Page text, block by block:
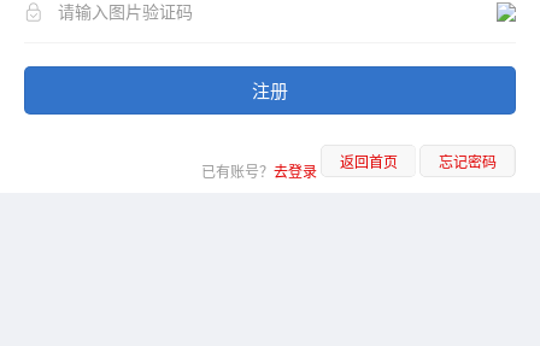
注册
已有账号？ 去登录 返回首页 忘记密码